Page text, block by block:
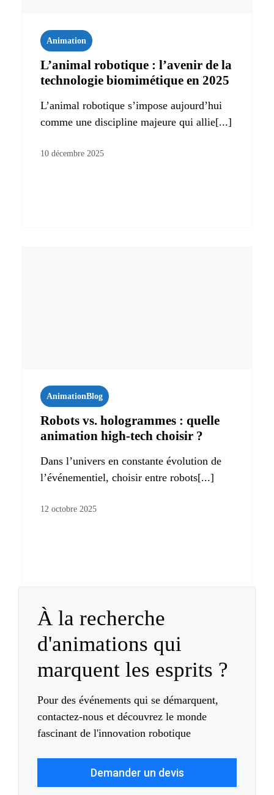
Animation
L’animal robotique : l’avenir de la
technologie biomimétique en 2025
L’animal robotique s’impose aujourd’hui
comme une discipline majeure qui allie[...]
10 décembre 2025
AnimationBlog
Robots vs. hologrammes : quelle
animation high-tech choisir ?
Dans l’univers en constante évolution de
l’événementiel, choisir entre robots[...]
12 octobre 2025
À la recherche
d'animations qui
marquent les esprits ?
Pour des événements qui se démarquent,
contactez-nous et découvrez le monde
fascinant de l'innovation robotique
Demander un devis